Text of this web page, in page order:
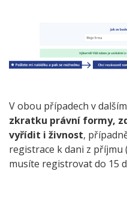
V obou případech v
zkratku právní formy,
vyřídit i živnost,
registrace k dani z
musíte registrovat do 15